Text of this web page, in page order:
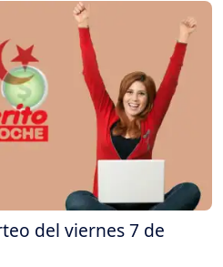
del viernes 7 de